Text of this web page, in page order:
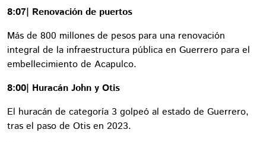
8:07| Renovación de puertos
Más de 800 millones de pesos para una renovación
integral de la infraestructura pública en Guerrero para el
embellecimiento de Acapulco.
8:00| Huracán John y Otis
El huracán de categoría 3 golpeó al estado de Guerrero,
tras el paso de Otis en 2023.